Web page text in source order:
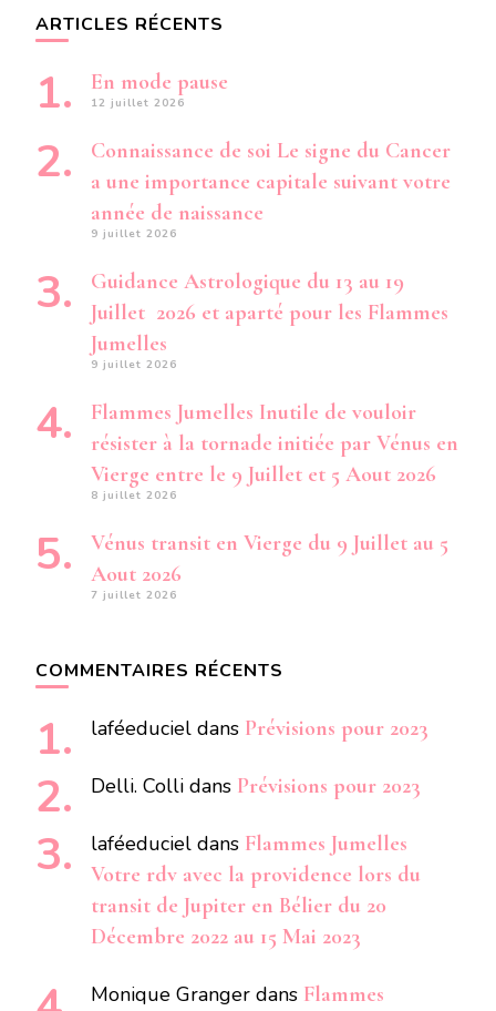
ARTICLES RÉCENTS
En mode pause
12 juillet 2026
Connaissance de soi Le signe du Cancer
a une importance capitale suivant votre
année de naissance
9 juillet 2026
Guidance Astrologique du 13 au 19
Juillet 2026 et aparté pour les Flammes
Jumelles
9 juillet 2026
Flammes Jumelles Inutile de vouloir
résister à la tornade initiée par Vénus en
Vierge entre le 9 Juillet et 5 Aout 2026
8 juillet 2026
Vénus transit en Vierge du 9 Juillet au 5
Aout 2026
7 juillet 2026
COMMENTAIRES RÉCENTS
laféeduciel dans Prévisions pour 2023
Delli. Colli dans Prévisions pour 2023
laféeduciel dans Flammes Jumelles
Votre rdv avec la providence lors du
transit de Jupiter en Bélier du 20
Décembre 2022 au 15 Mai 2023
Monique Granger dans Flammes